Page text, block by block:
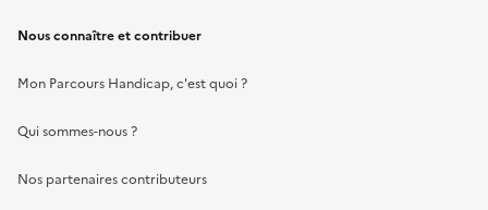
Nous connaître et contribuer
Mon Parcours Handicap, c'est quoi ?
Qui sommes-nous ?
Nos partenaires contributeurs